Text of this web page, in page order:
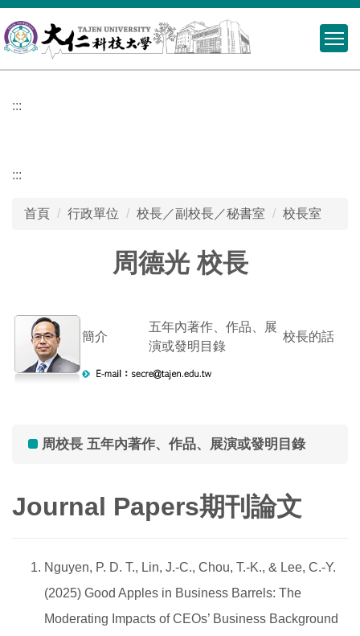
跳
到
主
要
容
:::
第八-九屆 郭代璜 109.02~115.01
第六屆 歐善惠 95.08~101.07
歷任校長
:::
首頁 行政單位 校長／副校長／秘書室 校長室
周德光 校長
簡介
五年內著作、作品、展
演或發明目錄
校長的話
周校長 五年內著作、作品、展演或發明目錄
Journal Papers期刊論文
Nguyen, P. D. T., Lin, J.-C., Chou, T.-K., & Lee, C.-Y.
(2025) Good Apples in Business Barrels: The
Moderating Impacts of CEOs’ Business Background